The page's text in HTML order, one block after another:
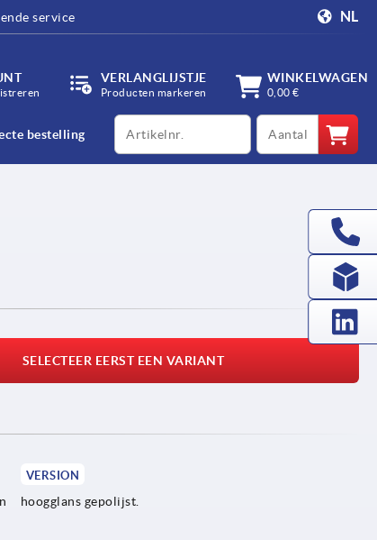
service NL
VERLANGLIJSTJE
Producten markeren
WINKELWAGEN
0,00 €
bestelling
productCode qty
SELECTEER EERST EEN VARIANT
VERSION
hoogglans gepolijst.